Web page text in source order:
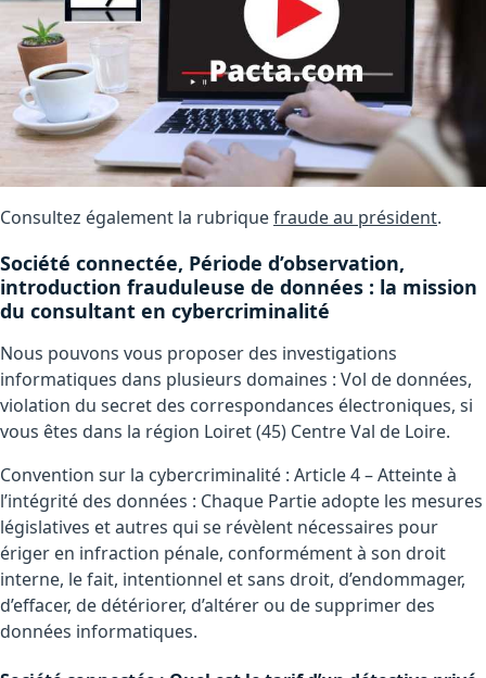
Consultez également la rubriquefraude au président.
Société connectée, Période d’observation,
introduction frauduleuse de données : la mission
du consultant en cybercriminalité
Nous pouvons vous proposer des investigations
informatiques dans plusieurs domaines : Vol de données,
violation du secret des correspondances électroniques, si
vous êtes dans la région Loiret (45) Centre Val de Loire.
Convention sur la cybercriminalité : Article 4 – Atteinte à
l’intégrité des données : Chaque Partie adopte les mesures
législatives et autres qui se révèlent nécessaires pour
ériger en infraction pénale, conformément à son droit
interne, le fait, intentionnel et sans droit, d’endommager,
d’effacer, de détériorer, d’altérer ou de supprimer des
données informatiques.